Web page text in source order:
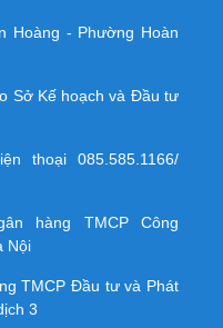
Hoàng - Phường Hoàn
Sở Kế hoạch và Đầu tư
thoại 085.585.1166/
hàng TMCP Công
Nội
TMCP Ðầu tư và Phát
3